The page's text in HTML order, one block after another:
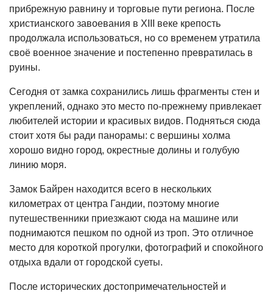
прибрежную равнину и торговые пути региона. После
христианского завоевания в XIII веке крепость
продолжала использоваться, но со временем утратила
своё военное значение и постепенно превратилась в
руины.
Сегодня от замка сохранились лишь фрагменты стен и
укреплений, однако это место по-прежнему привлекает
любителей истории и красивых видов. Подняться сюда
стоит хотя бы ради панорамы: с вершины холма
хорошо видно город, окрестные долины и голубую
линию моря.
Замок Байрен находится всего в нескольких
километрах от центра Гандии, поэтому многие
путешественники приезжают сюда на машине или
поднимаются пешком по одной из троп. Это отличное
место для короткой прогулки, фотографий и спокойного
отдыха вдали от городской суеты.
После исторических достопримечательностей и